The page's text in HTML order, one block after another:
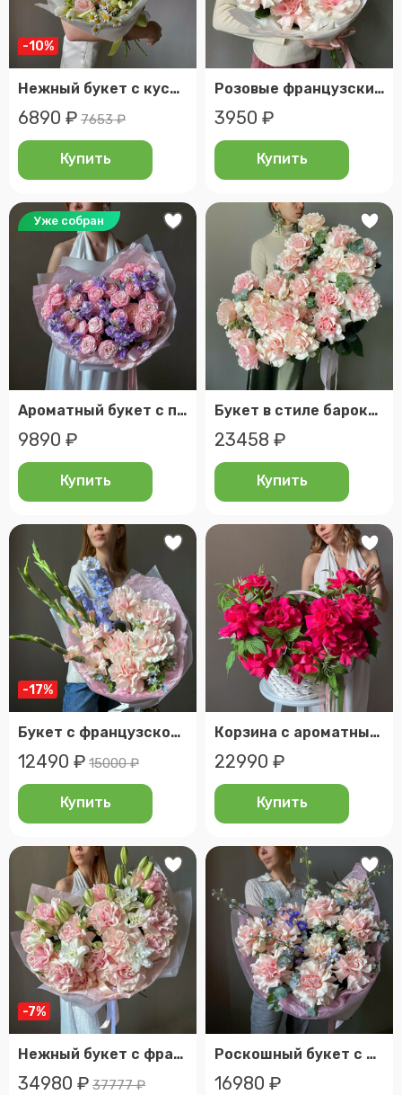
-10%
Нежный букет с кустовыми розами, фрезиями и ромашкой
6890 ₽ 7653 ₽
Купить
Розовые французские розы, 5 шт, veresk 285
3950 ₽
Купить
Уже собран
Ароматный букет с пионовидными розовыми розами (размер м), 819
9890 ₽
Купить
Букет в стиле барокко - кружевные французские розы. Veresk 287
23458 ₽
Купить
-17%
Букет с французской розой и нежным сиреневым дельфиниумом, veresk 807
12490 ₽ 15000 ₽
Купить
Корзина с ароматными розовыми розами, размер l. Veresk 483
22990 ₽
Купить
-7%
Нежный букет с французскими розами и изящными белыми лилиями, размер xl
34980 ₽ 37777 ₽
Роскошный букет с французскими розами и дельфиниумом. Veresk 854
16980 ₽